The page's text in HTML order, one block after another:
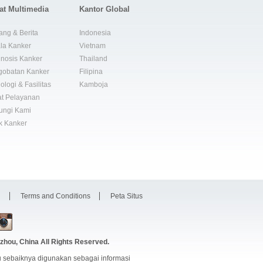
Multimedia
& Berita
Kanker
Kanker
Kanker
& Fasilitas
Pelayanan
Kami
Kanker
Kantor Global
Indonesia
Vietnam
Thailand
Filipina
Kamboja
Terms and Conditions Peta Situs
China All Rights Reserved.
digunakan sebagai informasi